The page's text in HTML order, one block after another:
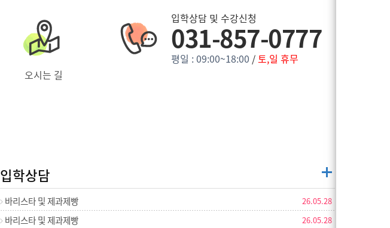
오시는 길
입학상담 및 수강신청
031-857-0777
평일 : 09:00~18:00 /토,일 휴무
입학상담
바리스타 및 제과제빵 26.05.28
바리스타 및 제과제빵 26.05.28